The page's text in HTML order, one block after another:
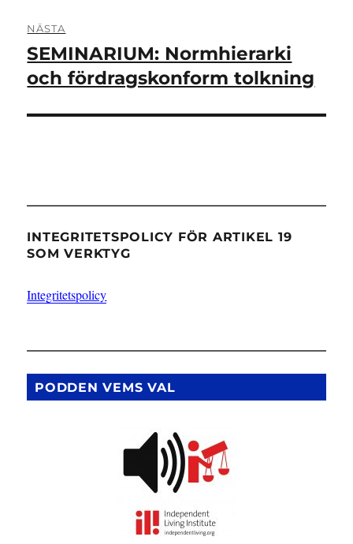
NÄSTA
Nästa
inlägg:
SEMINARIUM: Normhierarki
och fördragskonform tolkning
INTEGRITETSPOLICY FÖR ARTIKEL 19
SOM VERKTYG
Integritetspolicy
PODDEN VEMS VAL